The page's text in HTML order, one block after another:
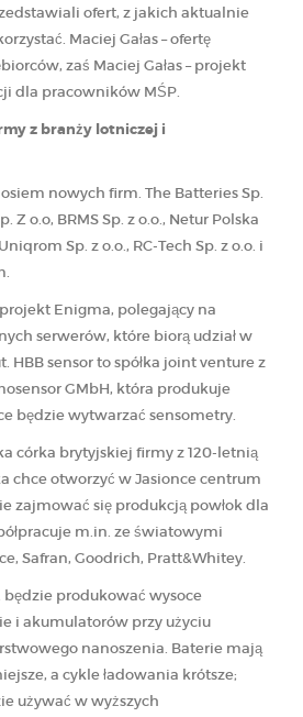
ofert, z jakich aktualnie
Maciej Gałas – ofertę
zaś Maciej Gałas – projekt
dla pracowników MŚP.
z branży lotniczej i
nowych firm. The Batteries Sp.
Z o.o, BRMS Sp. z o.o., Netur Polska
Sp. z o.o., RC-Tech Sp. z o.o. i
Enigma, polegający na
serwerów, które biorą udział w
sensor to spółka joint venture z
GMbH, która produkuje
będzie wytwarzać sensometry.
córka brytyjskiej firmy z 120-letnią
chce otworzyć w Jasionce centrum
zajmować się produkcją powłok dla
m.in. ze światowymi
Safran, Goodrich, Pratt&Whitey.
będzie produkować wysoce
i akumulatorów przy użyciu
nanoszenia. Baterie mają
a cykle ładowania krótsze;
używać w wyższych